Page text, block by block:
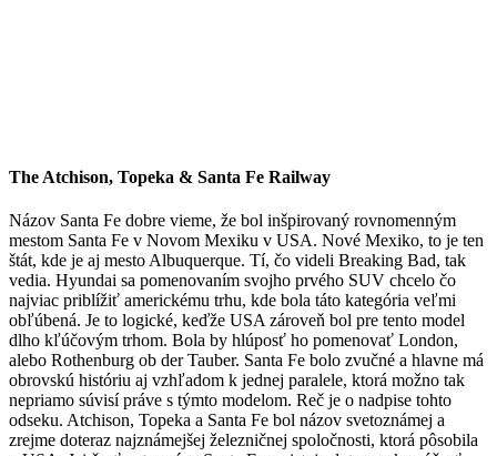
The Atchison, Topeka & Santa Fe Railway
Názov Santa Fe dobre vieme, že bol inšpirovaný rovnomenným
mestom Santa Fe v Novom Mexiku v USA. Nové Mexiko, to je ten
štát, kde je aj mesto Albuquerque. Tí, čo videli Breaking Bad, tak
vedia. Hyundai sa pomenovaním svojho prvého SUV chcelo čo
najviac priblížiť americkému trhu, kde bola táto kategória veľmi
obľúbená. Je to logické, keďže USA zároveň bol pre tento model
dlho kľúčovým trhom. Bola by hlúposť ho pomenovať London,
alebo Rothenburg ob der Tauber. Santa Fe bolo zvučné a hlavne má
obrovskú históriu aj vzhľadom k jednej paralele, ktorá možno tak
nepriamo súvisí práve s týmto modelom. Reč je o nadpise tohto
odseku. Atchison, Topeka a Santa Fe bol názov svetoznámej a
zrejme doteraz najznámejšej železničnej spoločnosti, ktorá pôsobila